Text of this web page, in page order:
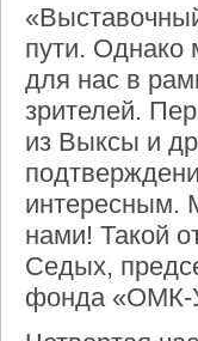
пути. Однако
для нас в
зрителей.
из Выксы и
интересным.
нами! Такой
Седых,
фонда «ОМК-